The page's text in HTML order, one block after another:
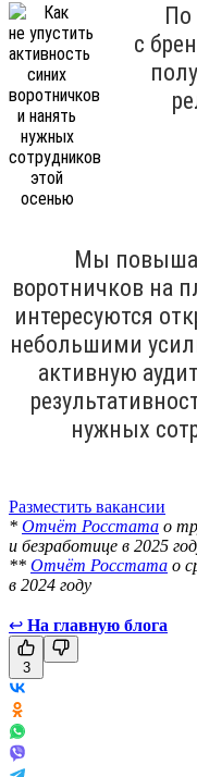
По
с
Мы
воротничков на
интересуются
небольшими
активную
нужных
Разместить вакансии
* Отчёт Росстата о
и безработице в 2025
** Отчёт Росстата о
в 2024 году
↩ На главную блога
3